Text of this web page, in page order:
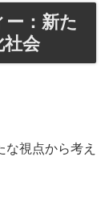
：新た
社会
視点から考え